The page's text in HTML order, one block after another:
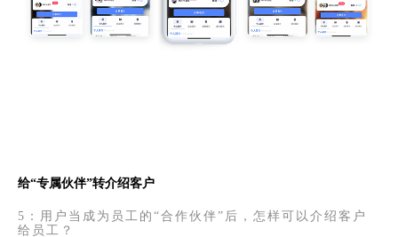
给“专属伙伴”转介绍客户
5：用户当成为员工的“合作伙伴”后，怎样可以介绍客户
给员工？